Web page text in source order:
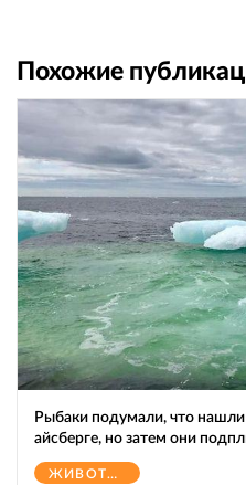
Похожие
Рыбаки подумали, что
айсберге, но затем они
ЖИВОТНЫЕ